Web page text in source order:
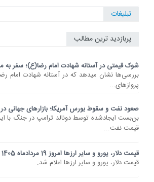
تبلیغات
پربازدید ترین مطالب
شوک قیمتی در آستانه شهادت امام رضا(ع)؛ سفر به
بررسی‌ها نشان میدهد که در آستانه شهادت امام
پروازهای...
صعود نفت و سقوط بورس آمریکا؛ بازارهای جهانی
بن‌بست ایجادشده توسط دونالد ترامپ در جنگ با
قیمت نفت...
قیمت دلار، یورو و سایر ارزها امروز 19 مردادماه 1405
قیمت دلار، یورو و سایر ارزها اعلام شد.